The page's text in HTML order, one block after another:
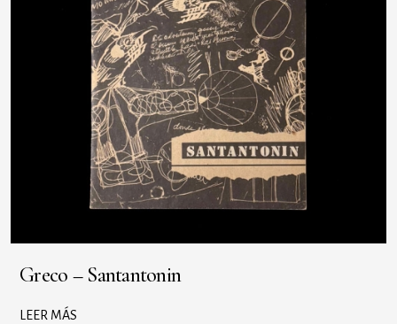
Greco – Santantonin
LEER MÁS